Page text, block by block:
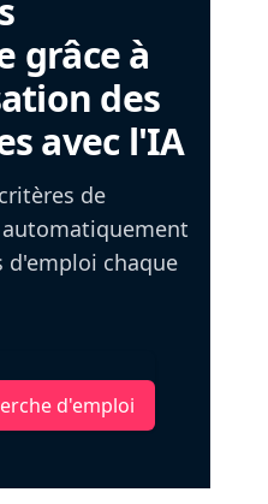
grâce à
des
avec l'IA
de
d'emploi chaque
d'emploi